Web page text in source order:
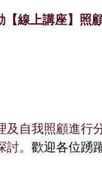
【線上講座】照
及自我照顧進行
。 歡迎各位踴